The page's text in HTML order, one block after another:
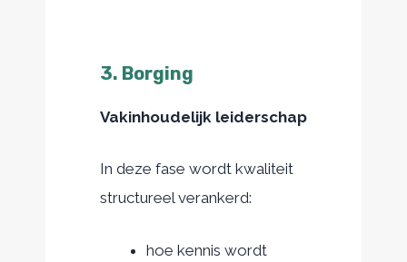
3. Borging
Vakinhoudelijk leiderschap
In deze fase wordt kwaliteit
structureel verankerd:
hoe kennis wordt